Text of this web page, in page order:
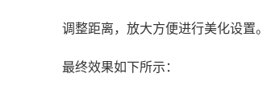
调整距离，放大方便进行美化设置。
最终效果如下所示：